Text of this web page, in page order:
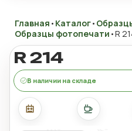
Главная • Каталог•
Образцы фотопечати •R
R 214
В наличии на складе